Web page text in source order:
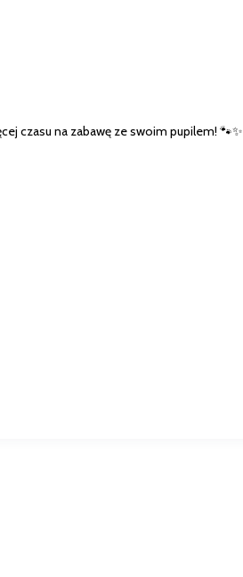
czasu na zabawę ze swoim pupilem! 🐾✨